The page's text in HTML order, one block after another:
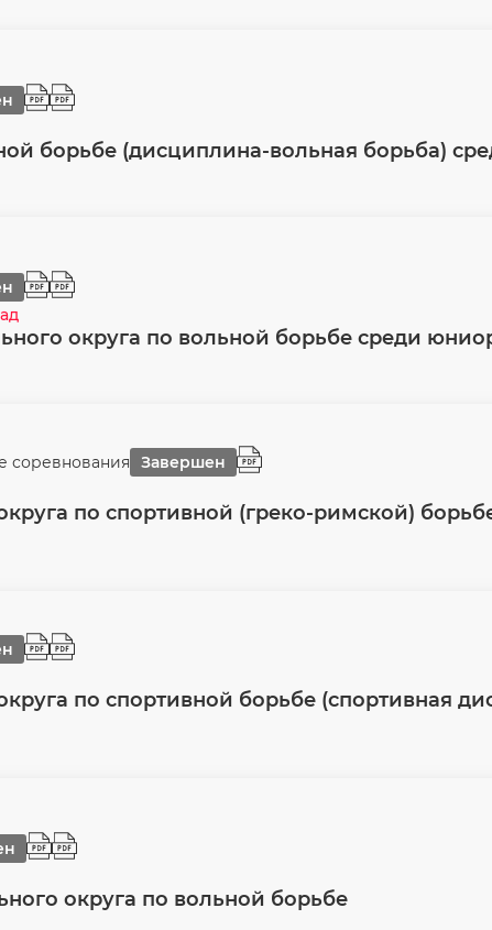
борьбе (дисциплина-вольная борьба)
округа по вольной борьбе среди
соревнования
Завершен
по спортивной (греко-римской)
по спортивной борьбе (спортивная
округа по вольной борьбе